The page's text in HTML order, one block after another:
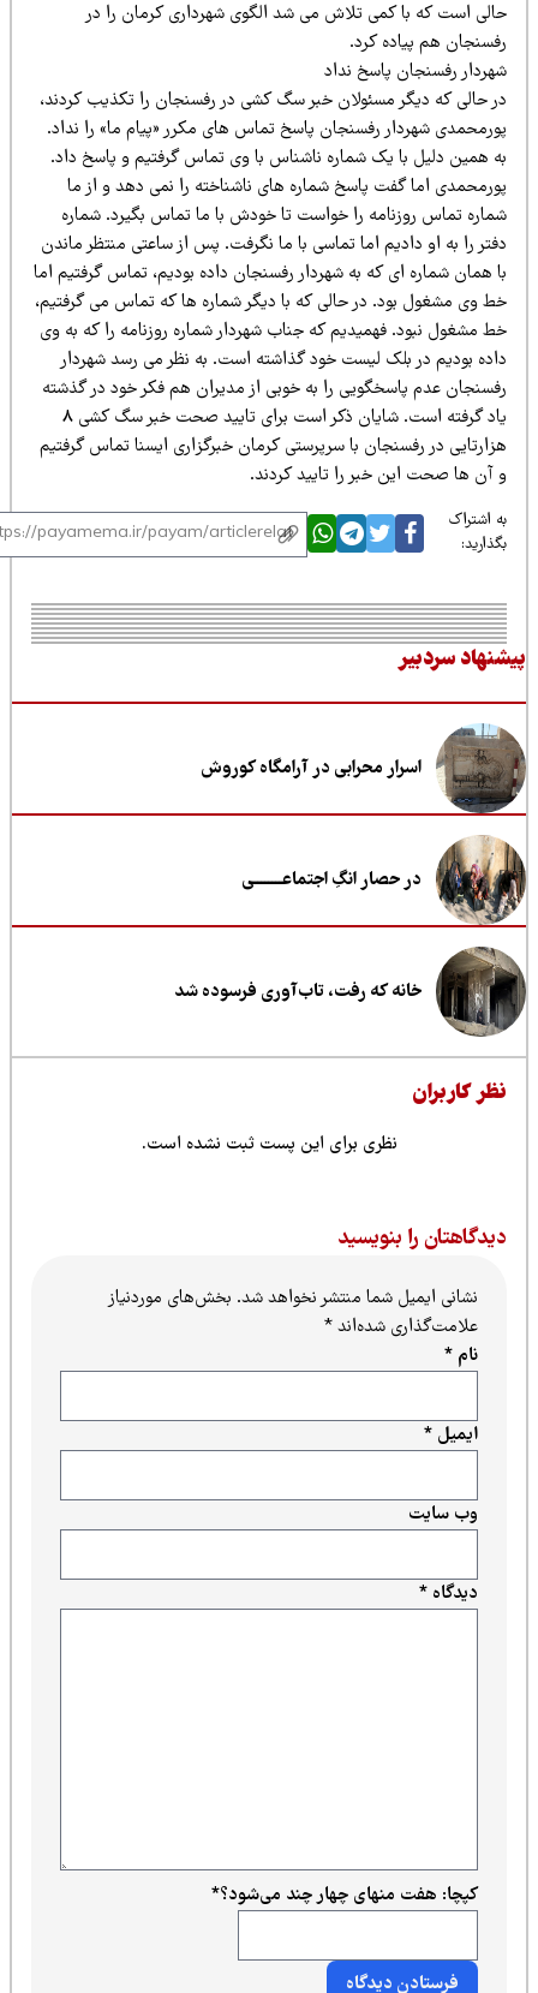
است که با کمی تلاش می شد الگوی شهرداری کرمان را در
هم پیاده کرد.
رفسنجان پاسخ نداد
حالی که دیگر مسئولان خبر سگ کشی در رفسنجان را تکذیب کردند،
شهردار رفسنجان پاسخ تماس های مکرر «پیام ما» را نداد.
همین دلیل با یک شماره ناشناس با وی تماس گرفتیم و پاسخ داد.
اما گفت پاسخ شماره های ناشناخته را نمی دهد و از ما
تماس روزنامه را خواست تا خودش با ما تماس بگیرد. شماره
را به او دادیم اما تماسی با ما نگرفت. پس از ساعتی منتظر ماندن
همان شماره ای که به شهردار رفسنجان داده بودیم، تماس گرفتیم اما
وی مشغول بود. در حالی که با دیگر شماره ها که تماس می گرفتیم،
مشغول نبود. فهمیدیم که جناب شهردار شماره روزنامه را که به وی
بودیم در بلک لیست خود گذاشته است. به نظر می رسد شهردار
عدم پاسخگویی را به خوبی از مدیران هم فکر خود در گذشته
یاد گرفته است. شایان ذکر است برای تایید صحت خبر سگ کشی 8
در رفسنجان با سرپرستی کرمان خبرگزاری ایسنا تماس گرفتیم
آن ها صحت این خبر را تایید کردند.
اشتراک
سردبیر
اسرار محرابی در آرامگاه کوروش
در حصار انگِ اجتماعــــــــی
خانه که رفت، تاب‌آوری فرسوده شد
کاربران
نظری برای این پست ثبت نشده است.
را بنویسید
نشانی ایمیل شما منتشر نخواهد شد.بخش‌های موردنیاز
علامت‌گذاری شده‌اند*
دیدگاه*
ایمیل*
وب‌ سایت
کپچا: هفت منهای چهار چند می‌شود؟*